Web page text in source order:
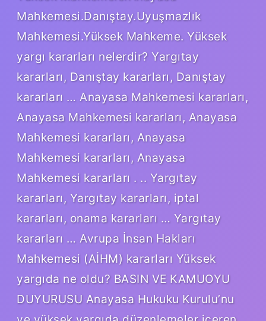
Mahkemesi.Danıştay.Uyuşmazlık
Mahkemesi.Yüksek Mahkeme. Yüksek
yargı kararları nelerdir? Yargıtay
kararları, Danıştay kararları, Danıştay
kararları … Anayasa Mahkemesi kararları,
Anayasa Mahkemesi kararları, Anayasa
Mahkemesi kararları, Anayasa
Mahkemesi kararları, Anayasa
Mahkemesi kararları . .. Yargıtay
kararları, Yargıtay kararları, iptal
kararları, onama kararları … Yargıtay
kararları … Avrupa İnsan Hakları
Mahkemesi (AİHM) kararları Yüksek
yargıda ne oldu? BASIN VE KAMUOYU
DUYURUSU Anayasa Hukuku Kurulu’nu